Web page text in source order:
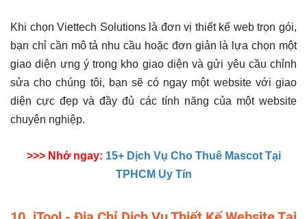
Khi chọn Viettech Solutions là đơn vị thiết kế web trọn gói,
bạn chỉ cần mô tả nhu cầu hoặc đơn giản là lựa chọn một
giao diện ưng ý trong kho giao diện và gửi yêu cầu chỉnh
sửa cho chúng tôi, bạn sẽ có ngay một website với giao
diện cực đẹp và đầy đủ các tính năng của một website
chuyên nghiệp.
>>> Nhớ ngay: 15+ Dịch Vụ Cho Thuê Mascot Tại
TPHCM Uy Tín